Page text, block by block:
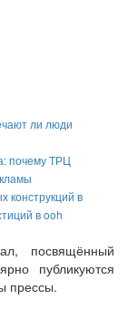
ли люди
почему ТРЦ
конструкций в
в ooh
посвящённый
публикуются
прессы.